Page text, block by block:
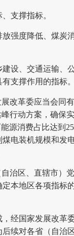
支撑指标。
强度降低、煤炭
设、交通运输、
支撑作用的指标
改革委应当会同
行动方案，确保
源消费占比达到
电装机规模和发
治区、直辖市）
本地区各项指标
经国家发展改革
续对各省（自治